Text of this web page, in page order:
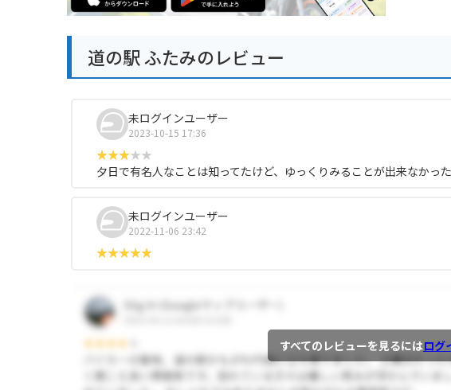
道の駅 ふたみのレビュー
未ログインユーザー
2023-10-15 17:36
夕日で有名人なことは知ってたけど、ゆっくりみることが出来なかっ
未ログインユーザー
2022-11-06 23:42
すべてのレビューを見るにはログ